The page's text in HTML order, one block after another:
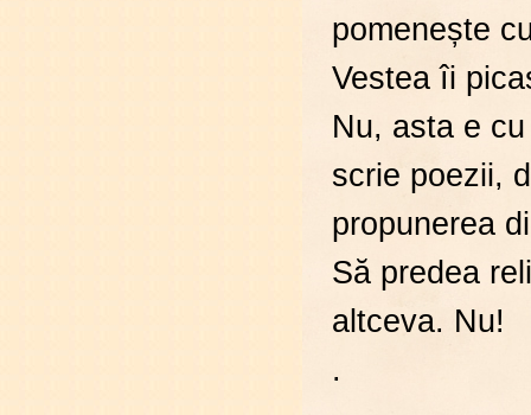
pomenește
Vestea îi
Nu, asta e
scrie poezii,
propunerea
Să predea
altceva. Nu!
.